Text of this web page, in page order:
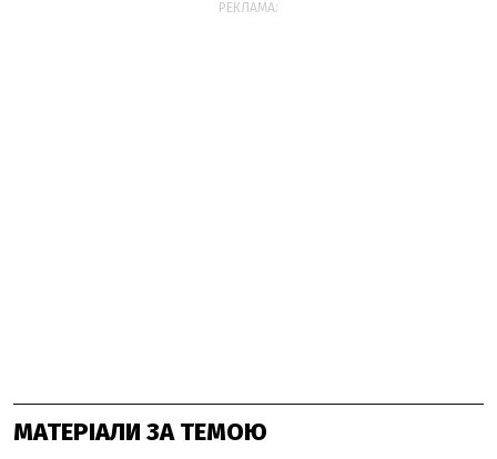
РЕКЛАМА:
МАТЕРІАЛИ ЗА ТЕМОЮ